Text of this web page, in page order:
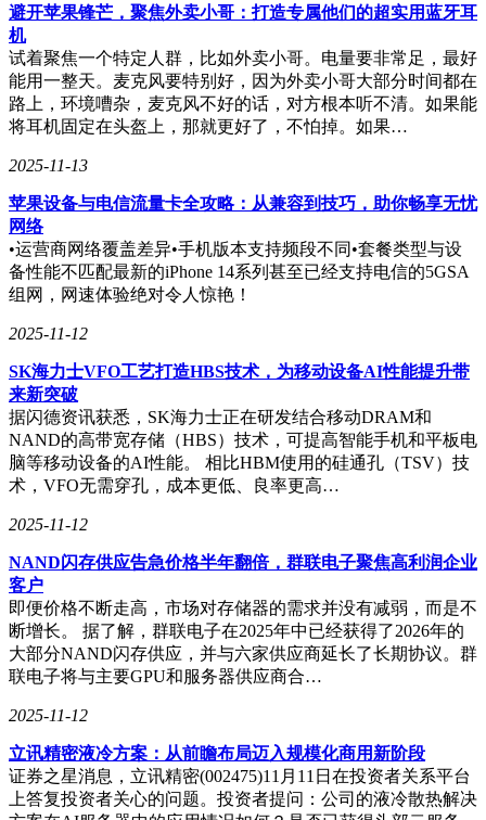
避开苹果锋芒，聚焦外卖小哥：打造专属他们的超实用蓝牙耳
机
试着聚焦一个特定人群，比如外卖小哥。电量要非常足，最好
能用一整天。麦克风要特别好，因为外卖小哥大部分时间都在
路上，环境嘈杂，麦克风不好的话，对方根本听不清。如果能
将耳机固定在头盔上，那就更好了，不怕掉。如果…
2025-11-13
苹果设备与电信流量卡全攻略：从兼容到技巧，助你畅享无忧
网络
•运营商网络覆盖差异•手机版本支持频段不同•套餐类型与设
备性能不匹配最新的iPhone 14系列甚至已经支持电信的5GSA
组网，网速体验绝对令人惊艳！
2025-11-12
SK海力士VFO工艺打造HBS技术，为移动设备AI性能提升带
来新突破
据闪德资讯获悉，SK海力士正在研发结合移动DRAM和
NAND的高带宽存储（HBS）技术，可提高智能手机和平板电
脑等移动设备的AI性能。 相比HBM使用的硅通孔（TSV）技
术，VFO无需穿孔，成本更低、良率更高…
2025-11-12
NAND闪存供应告急价格半年翻倍，群联电子聚焦高利润企业
客户
即便价格不断走高，市场对存储器的需求并没有减弱，而是不
断增长。 据了解，群联电子在2025年中已经获得了2026年的
大部分NAND闪存供应，并与六家供应商延长了长期协议。群
联电子将与主要GPU和服务器供应商合…
2025-11-12
立讯精密液冷方案：从前瞻布局迈入规模化商用新阶段
证券之星消息，立讯精密(002475)11月11日在投资者关系平台
上答复投资者关心的问题。投资者提问：公司的液冷散热解决